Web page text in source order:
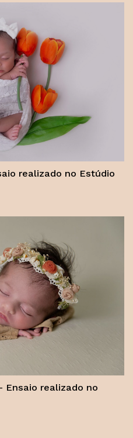
realizado no Estúdio
Ensaio realizado no